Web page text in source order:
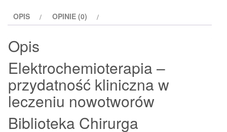
leczeniu
OPIS OPINIE (0)
Opis
Elektrochemioterapia –
przydatność kliniczna w
leczeniu nowotworów
Biblioteka Chirurga